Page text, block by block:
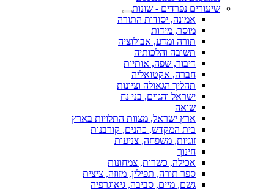
שיעורים נפרדים - שונות
אמונה, יסודות התורה
מוסר, מידות
תורה ומדע, אבולוציה
תשובה והלכותיה
דיבור, שפה, אותיות
חברה, אקטואליה
תהליך הגאולה וציונות
ישראל והגוים, בני נח
שואה
ארץ ישראל, מצוות התלויות בארץ
בית המקדש, כהנים, קורבנות
זוגיות, משפחה, צניעות
חינוך
אכילה, כשרות, צמחונות
ספר תורה, תפילין, מזוזה, ציצית
גשם, מיים, סביבה, גיאוגרפיה